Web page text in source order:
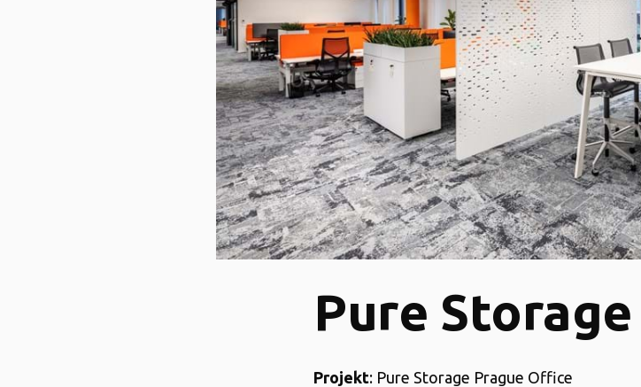
Pure Storage
Projekt: Pure Storage Prague Office